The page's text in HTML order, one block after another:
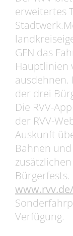
erweitertes
GFN das
Hauptlinien
ausdehnen.
der drei
Die RVV-
der RVV-
Auskunft
Bahnen
Verfügung.